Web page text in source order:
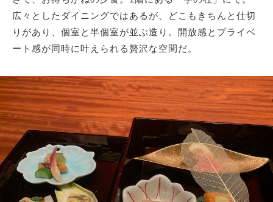
広々としたダイニングではあるが、どこもきちんと仕切
りがあり、個室と半個室が並ぶ造り。開放感とプライベ
ート感が同時に叶えられる贅沢な空間だ。